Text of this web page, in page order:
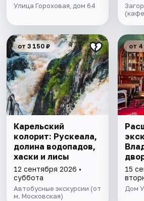
Улица Гороховая, дом 64
от 3 150 ₽
Карельский
колорит: Рускеала,
долина водопадов,
хаски и лисы
12 сентября 2026 •
суббота
Автобусные экскурсии (от
м. Московская)
от
15
Дом